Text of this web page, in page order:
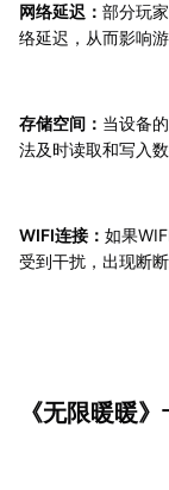
网络延迟： 部分玩
络延迟，从而影响
存储空间： 当设备
法及时读取和写入数
WIFI连接： 如果
受到干扰，出现断
《无限暖暖